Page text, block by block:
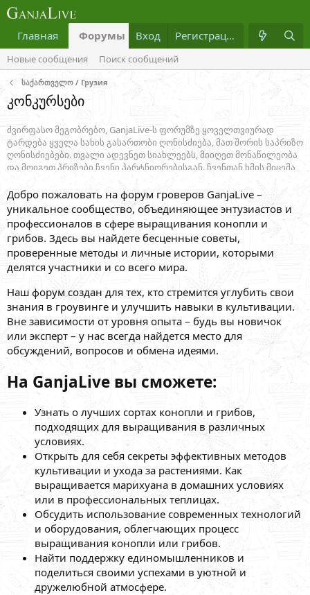
Главная Форумы Что нового? Медиа
Вход Регистрация
Новые сообщения Поиск сообщений
საქართველო / Грузия
კონკურსები
ძვირფასო მეგობრებო, GanjaLive-ს ფორუმზე ყოველთვიურად
ტარდება ყველა სახის გასართობი ღონისძიება, მათ შორის საპრიზო
ღონისძიებები. თვალი ადევნეთ სიახლეებს, მიიღეთ მონაწილეობა
და მოიგეთ პრიზები ჩვენი პარტნიორებისგან. ჩვენთან ხმის მიცემა
თითოეული წევრი. ხმის მიცემის შედეგები ყოველთვის არის
საჯარო.
Добро пожаловать на форум гроверов GanjaLive –
уникальное сообщество, объединяющее энтузиастов и
профессионалов в сфере выращивания конопли и
грибов. Здесь вы найдете бесценные советы,
проверенные методы и личные истории, которыми
делятся участники и со всего мира.
Наш форум создан для тех, кто стремится углубить свои
знания в гроувинге и улучшить навыки в культивации.
Вне зависимости от уровня опыта – будь вы новичок
или эксперт – у нас всегда найдется место для
обсуждений, вопросов и обмена идеями.
На GanjaLive вы сможете:
Узнать о лучших сортах конопли и грибов,
подходящих для выращивания в различных
условиях.
Открыть для себя секреты эффективных методов
культивации и ухода за растениями. Как
выращивается марихуана в домашних условиях
или в профессиональных теплицах.
Обсудить использование современных технологий
и оборудования, облегчающих процесс
выращивания конопли или грибов.
Найти поддержку единомышленников и
поделиться своими успехами в уютной и
дружелюбной атмосфере.